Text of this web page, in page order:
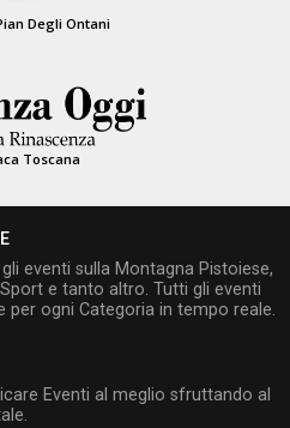
Degli Ontani
Toscana
eventi sulla Montagna Pistoiese,
e tanto altro. Tutti gli eventi
per ogni Categoria in tempo reale.
Eventi al meglio sfruttando al